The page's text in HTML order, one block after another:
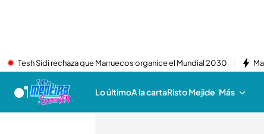
Tesh Sidi rechaza que Marruecos organice el Mundial 2030
Lo últimoA la cartaRisto Mejide Más